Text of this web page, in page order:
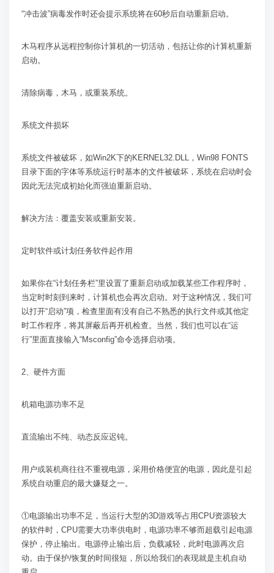
“冲击波”病毒发作时还会提示系统将在60秒后自动重新启动。
木马程序从远程控制你计算机的一切活动，包括让你的计算机重新
启动。
清除病毒，木马，或重装系统。
系统文件损坏
系统文件被破坏，如Win2K下的 KERNEL32.DLL ， Win98 FONTS
目录下面的字体等系统运行时基本的文件被破坏，系统在启动时会
因此无法完成初始化而强迫重新启动。
解决方法：覆盖安装或重新安装。
定时软件或计划任务软件起作用
如果你在“计划任务栏”里设置了重新启动或加载某些工作程序时，
当定时时刻到来时，计算机也会再次启动。对于这种情况，我们可
以打开“启动”项，检查里面有没有自己不熟悉的执行文件或其他定
时工作程序，将其屏蔽后再开机检查。当然，我们也可以在“运
行”里面直接输入“Msconfig”命令选择启动项。
2、硬件方面
机箱电源功率不足
直流输出不纯、动态反应迟钝。
用户或装机商往往不重视电源，采用价格便宜的电源，因此是引起
系统自动重启的最大嫌疑之一。
①电源输出功率不足，当运行大型的3D游戏等占用CPU资源较大
的软件时， CPU需要大功率供电时，电源功率不够而超载引起电源
保护，停止输出。电源停止输出后，负载减轻，此时电源再次启
动。由于保护/恢复的时间很短，所以给我们的表现就是主机自动